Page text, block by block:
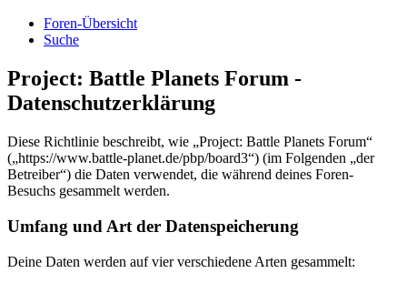
Foren-Übersicht
Suche
Project: Battle Planets Forum -
Datenschutzerklärung
Diese Richtlinie beschreibt, wie „Project: Battle Planets Forum“
(„https://www.battle-planet.de/pbp/board3“) (im Folgenden „der
Betreiber“) die Daten verwendet, die während deines Foren-
Besuchs gesammelt werden.
Umfang und Art der Datenspeicherung
Deine Daten werden auf vier verschiedene Arten gesammelt: